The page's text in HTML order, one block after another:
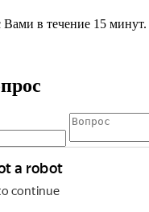
в течение 15 минут.